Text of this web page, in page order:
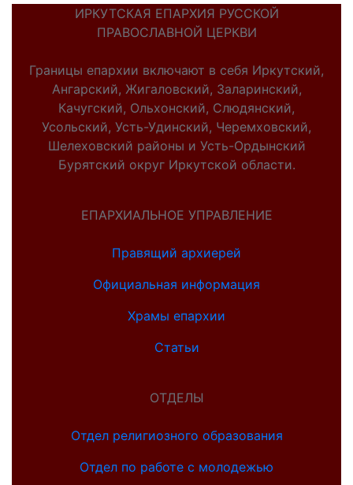
ИРКУТСКАЯ ЕПАРХИЯ РУССКОЙ
ПРАВОСЛАВНОЙ ЦЕРКВИ
Границы епархии включают в себя Иркутский,
Ангарский, Жигаловский, Заларинский,
Качугский, Ольхонский, Слюдянский,
Усольский, Усть-Удинский, Черемховский,
Шелеховский районы и Усть-Ордынский
Бурятский округ Иркутской области.
ЕПАРХИАЛЬНОЕ УПРАВЛЕНИЕ
Правящий архиерей
Официальная информация
Храмы епархии
Статьи
ОТДЕЛЫ
Отдел религиозного образования
Отдел по работе с молодежью